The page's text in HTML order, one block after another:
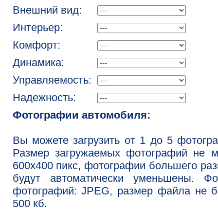
Внешний вид:
Интерьер:
Комфорт:
Динамика:
Управляемость:
Надежность:
Фотографии автомобиля:
Вы можете загрузить от 1 до 5
Размер загружаемых фотографий не
600x400 пикс, фотографии большего
будут автоматически уменьшены.
фотографий: JPEG, размер файла не
500 кб.